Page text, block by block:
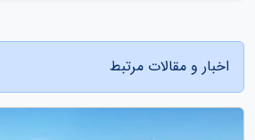
اخبار و مقالات مرتبط